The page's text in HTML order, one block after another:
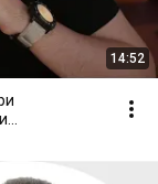
14:52